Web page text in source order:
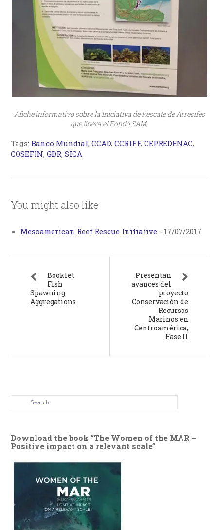
Afiche informativo sobre la Iniciativa de Rescate de Arrecifes
que lidera el Fondo SAM.
Tags:Banco Mundial,CCAD,CCRIFF,CEPREDENAC,
COSEFIN,GDR,SICA
You might also like
Mesoamerican Reef Rescue Initiative - 17/07/2017
Booklet
Fish
Spawning
Aggregations
Presentan
avances del
proyecto
Conservación de
Recursos
Marinos en
Centroamérica,
Fase II
Download the book “The Women of the MAR –
Positive impact on a relevant scale”